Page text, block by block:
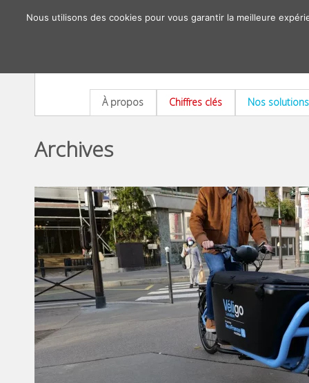
À propos Chiffres clés Nos solutions
Archives
Nous utilisons des cookies pour vous garantir la meilleure